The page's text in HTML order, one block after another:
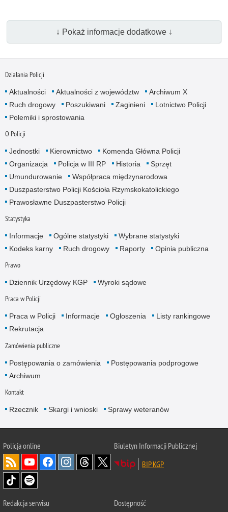
↓ Pokaż informacje dodatkowe ↓
Działania Policji
Aktualności Aktualności z województw
Archiwum X
Ruch drogowy
Poszukiwani Zaginieni
Lotnictwo Policji
Polemiki i sprostowania
O Policji
Jednostki Kierownictwo
Komenda Główna Policji
Organizacja
Policja w III RP Historia
Sprzęt
Umundurowanie
Współpraca międzynarodowa
Duszpasterstwo Policji Kościoła Rzymskokatolickiego
Prawosławne Duszpasterstwo Policji
Statystyka
Informacje Ogólne statystyki
Wybrane statystyki
Kodeks karny
Ruch drogowy Raporty Opinia publiczna
Prawo
Dziennik Urzędowy KGP Wyroki sądowe
Praca w Policji
Praca w Policji Informacje Ogłoszenia
Listy rankingowe
Rekrutacja
Zamówienia publiczne
Postępowania o zamówienia
Postępowania podprogowe
Archiwum
Kontakt
Rzecznik Skargi i wnioski Sprawy weteranów
Policjaonline
Biuletyn Informacji Publicznej
BIP KGP
Redakcja serwisu Dostępność